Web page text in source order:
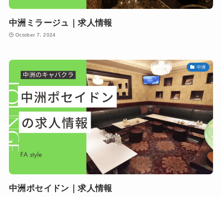
中洲ミラージュ｜求人情報
October 7, 2024
中洲
中洲ポセイドン｜求人情報